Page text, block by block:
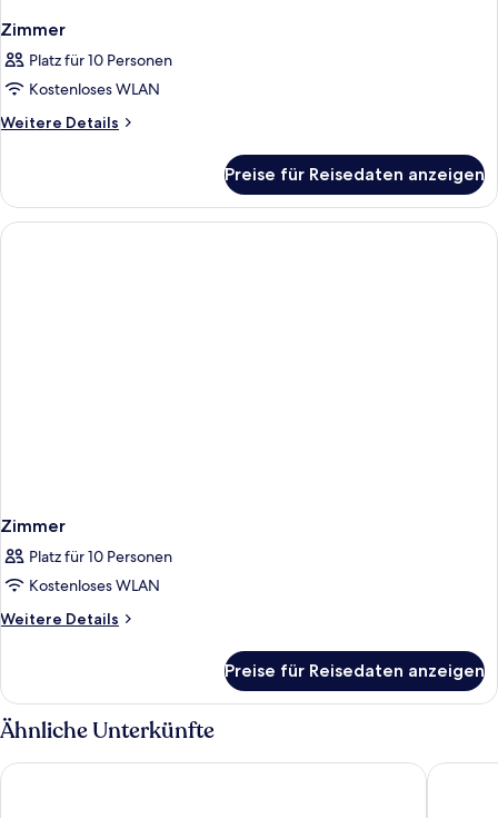
Zimmer
Platz für 10 Personen
Kostenloses WLAN
Weitere Details
Weitere
Preise für Reisedaten anzeigen
Zimmer
Platz für 10 Personen
Kostenloses WLAN
Weitere Details
Weitere
Preise für Reisedaten anzeigen
Ähnliche Unterkünfte
Ala Moana Hotel by Mantra Pagoda